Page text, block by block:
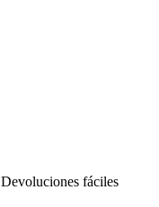
Devoluciones fáciles